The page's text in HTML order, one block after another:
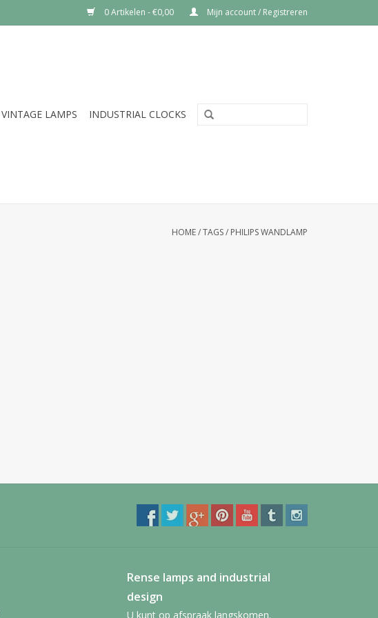
0 Artikelen - €0,00 Mijn account / Registreren
VINTAGE LAMPS INDUSTRIAL CLOCKS
HOME/TAGS/ PHILIPS WANDLAMP
Rense lamps and industrial
design
U kunt op afspraak langskomen.